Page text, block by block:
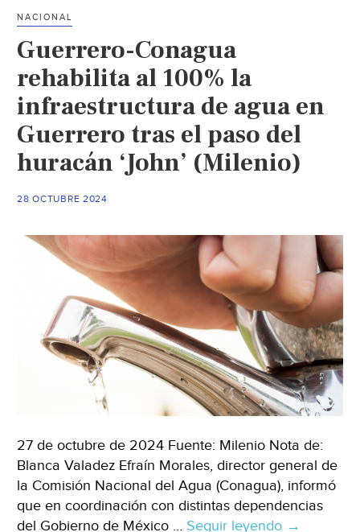
en
Acapulco
(El
Sol
de
Acapulco)
NACIONAL
Guerrero-Conagua
rehabilita al 100% la
infraestructura de agua en
Guerrero tras el paso del
huracán ‘John’ (Milenio)
28 OCTUBRE 2024
27 de octubre de 2024 Fuente: Milenio Nota de:
Blanca Valadez Efraín Morales, director general de
la Comisión Nacional del Agua (Conagua), informó
que en coordinación con distintas dependencias
del Gobierno de México … Seguir leyendo Guerrero-
→